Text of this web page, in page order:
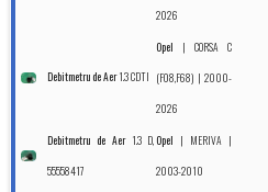
2026
Debitmetru de Aer1.3 CDTI
Opel |CORSA C
(F08,F68) | 2000-
2026
Debitmetru de Aer1.3 D,
55558417
Opel | MERIVA |
2003-2010